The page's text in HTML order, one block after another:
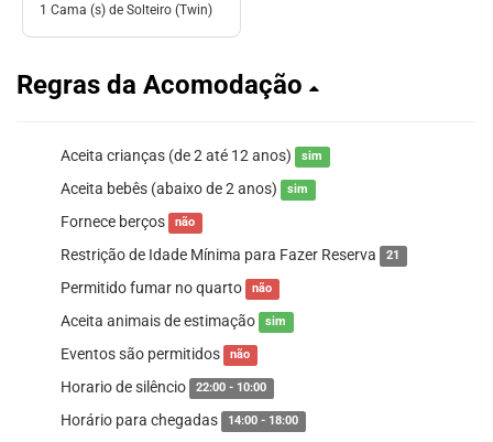
1 Cama (s) de Solteiro (Twin)
Regras da Acomodação
Aceita crianças (de 2 até 12 anos) sim
Aceita bebês (abaixo de 2 anos) sim
Fornece berços não
Restrição de Idade Mínima para Fazer Reserva 21
Permitido fumar no quarto não
Aceita animais de estimação sim
Eventos são permitidos não
Horario de silêncio 22:00 - 10:00
Horário para chegadas 14:00 - 18:00